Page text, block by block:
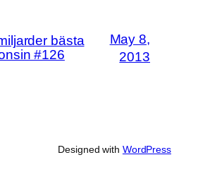
bästa
#126
May 8,
2013
Designed with WordPress